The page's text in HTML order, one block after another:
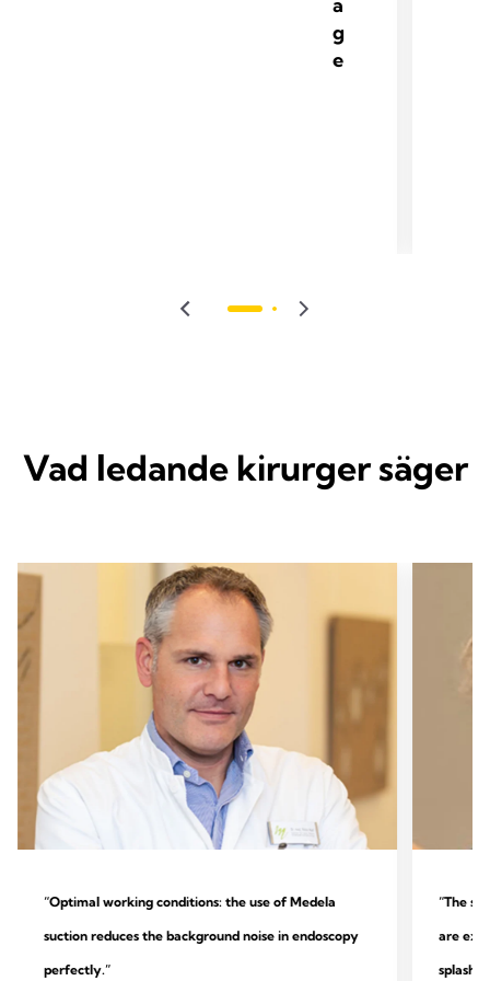
g
e
Vad ledande kirurger säger
“Optimal working conditions: the use of Medela
suction reduces the background noise in endoscopy
perfectly.”
“The
are